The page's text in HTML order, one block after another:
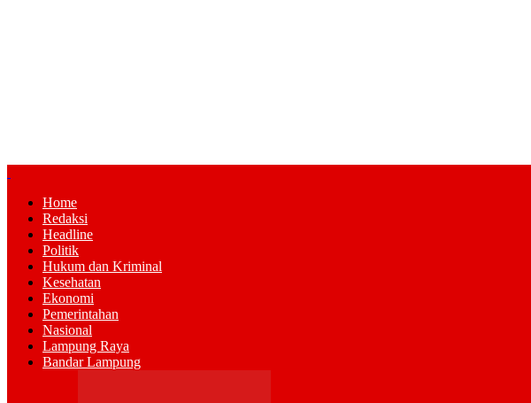
Home
Redaksi
Headline
Politik
Hukum dan Kriminal
Kesehatan
Ekonomi
Pemerintahan
Nasional
Lampung Raya
Bandar Lampung